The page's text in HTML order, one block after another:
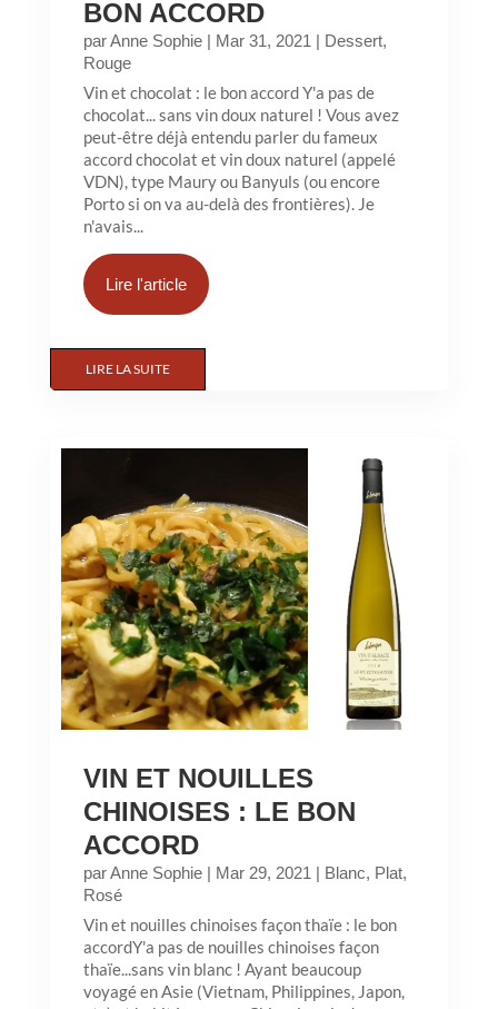
BON ACCORD
parAnne Sophie| Mar 31, 2021| Dessert,
Rouge
Vin et chocolat : le bon accord Y'a pas de
chocolat... sans vin doux naturel ! Vous avez
peut-être déjà entendu parler du fameux
accord chocolat et vin doux naturel (appelé
VDN), type Maury ou Banyuls (ou encore
Porto si on va au-delà des frontières). Je
n'avais...
Lire l'article
LIRE LA SUITE
VIN ET NOUILLES
CHINOISES : LE BON
ACCORD
parAnne Sophie| Mar 29, 2021| Blanc, Plat,
Rosé
Vin et nouilles chinoises façon thaïe : le bon
accordY'a pas de nouilles chinoises façon
thaïe...sans vin blanc ! Ayant beaucoup
voyagé en Asie (Vietnam, Philippines, Japon,